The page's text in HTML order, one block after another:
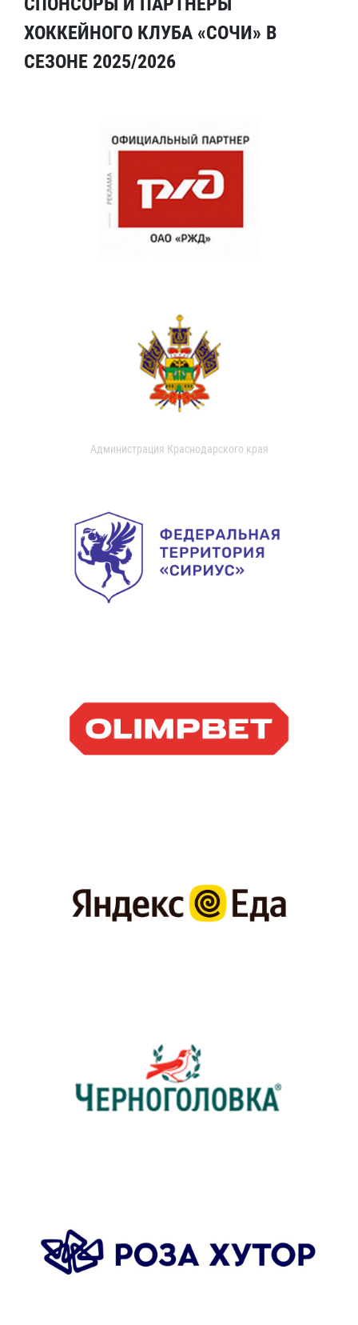
ХОККЕЙНОГО КЛУБА «СОЧИ» В
СЕЗОНЕ 2025/2026
Администрация Краснодарского края